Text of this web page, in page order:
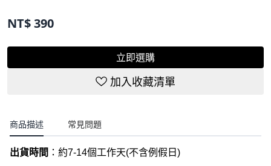
NT$390
立即選購
加入收藏清單
商品描述 常見問題
出貨時間 ：約7-14個工作天(不含例假日 )